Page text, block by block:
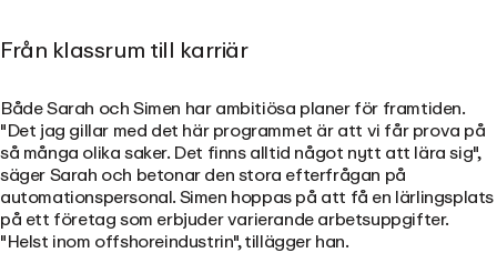
Från klassrum till karriär
Både Sarah och Simen har ambitiösa planer för framtiden.
"Det jag gillar med det här programmet är att vi får prova på
så många olika saker. Det finns alltid något nytt att lära sig",
säger Sarah och betonar den stora efterfrågan på
automationspersonal. Simen hoppas på att få en lärlingsplats
på ett företag som erbjuder varierande arbetsuppgifter.
"Helst inom offshoreindustrin", tillägger han.